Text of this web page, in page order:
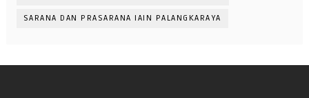
SARANA DAN PRASARANA IAIN PALANGKARAYA